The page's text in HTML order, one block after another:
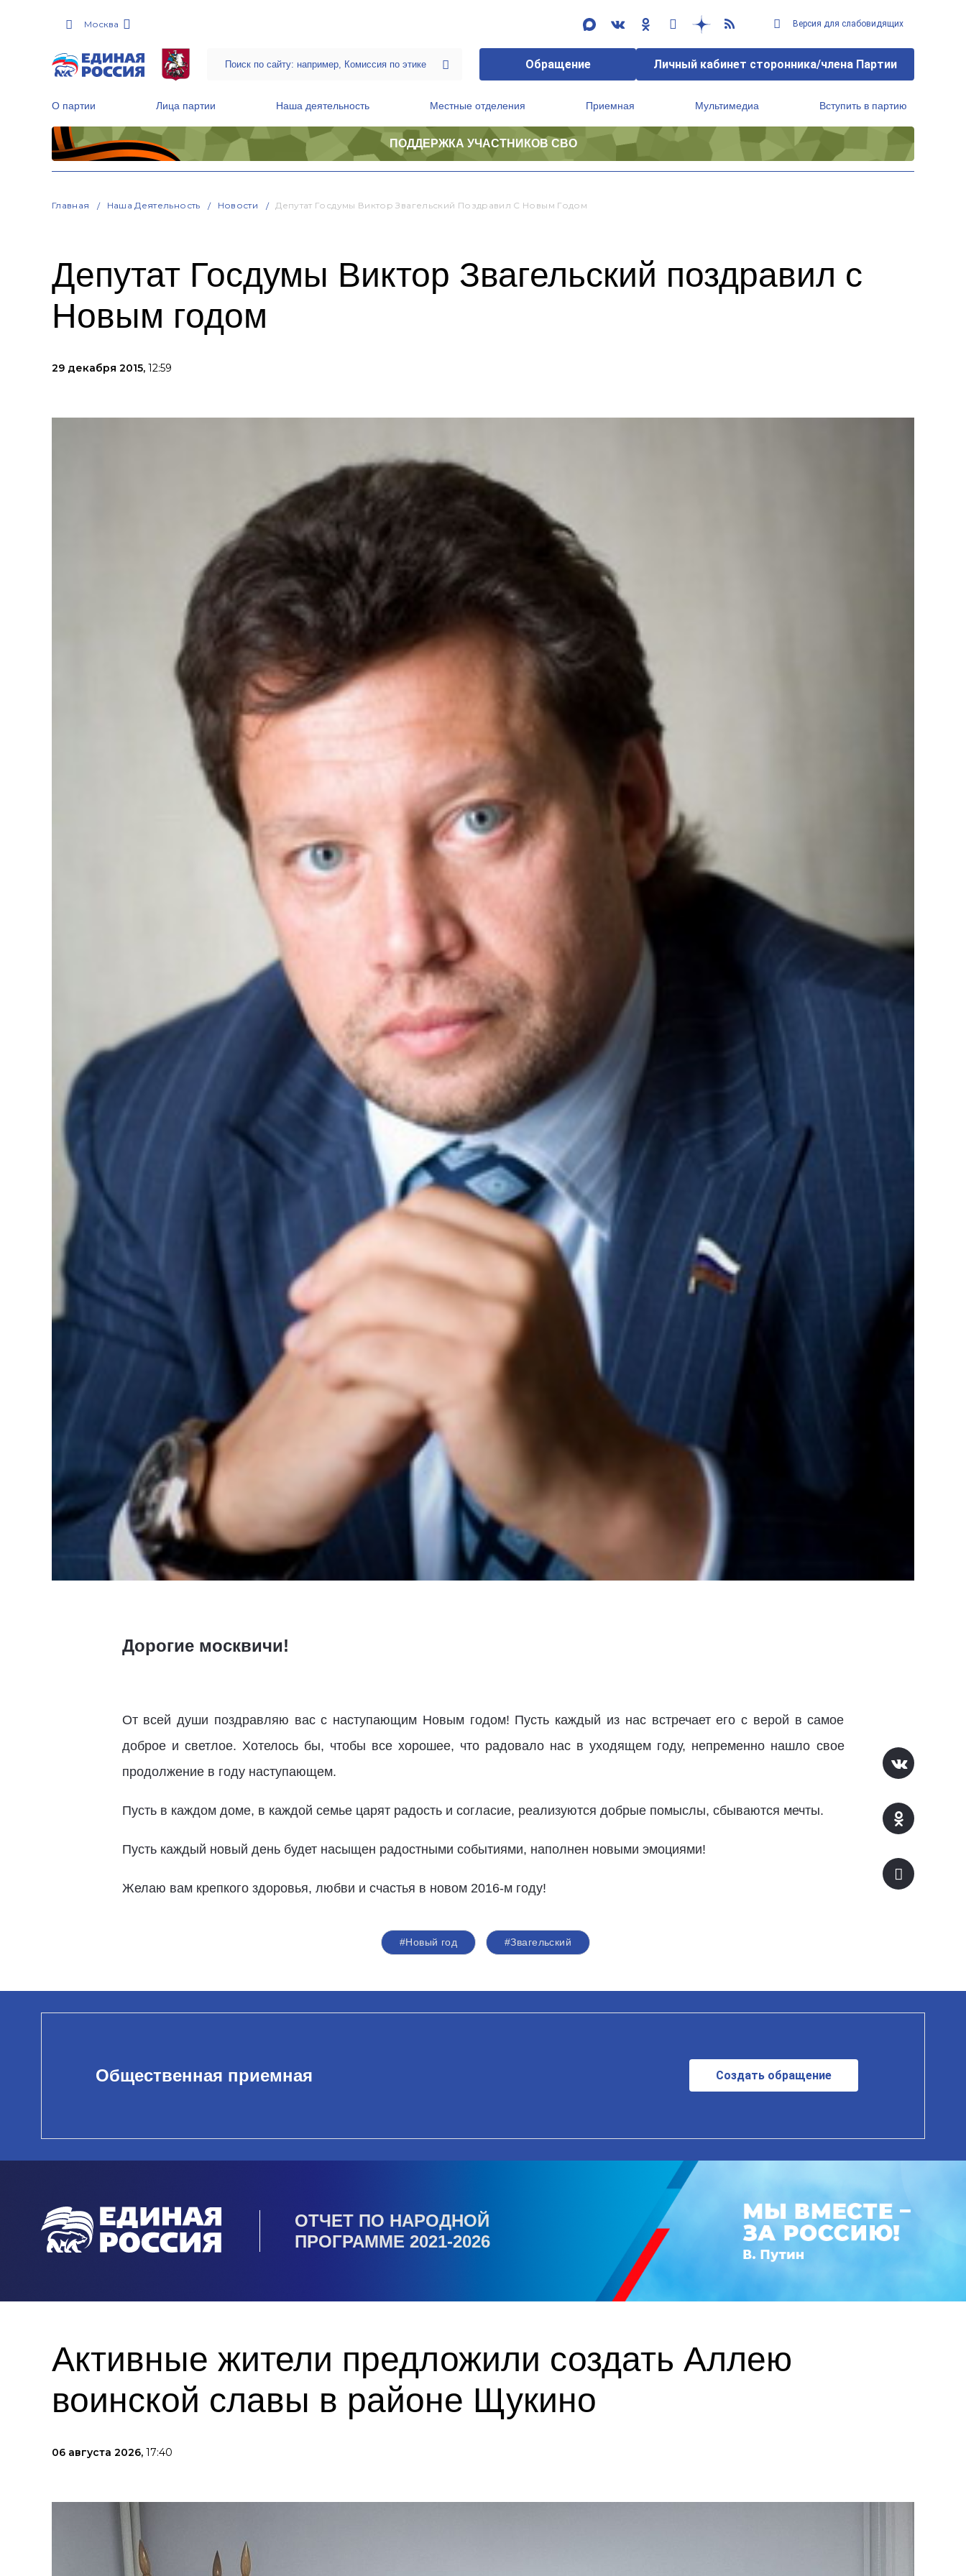
Москва Версия для слабовидящих
Обращение Личный кабинет сторонника/члена Партии
О партии Лица партии Наша деятельность Местные отделения Приемная Мультимедиа Вступить в партию
ПОДДЕРЖКА УЧАСТНИКОВ СВО
Главная Наша Деятельность Новости Депутат Госдумы Виктор Звагельский Поздравил С Новым Годом
Депутат Госдумы Виктор Звагельский поздравил с
Новым годом
29 декабря 2015, 12:59
Дорогие москвичи!
От всей души поздравляю вас с наступающим Новым годом! Пусть каждый из нас встречает его с верой в самое
доброе и светлое. Хотелось бы, чтобы все хорошее, что радовало нас в уходящем году, непременно нашло свое
продолжение в году наступающем.
Пусть в каждом доме, в каждой семье царят радость и согласие, реализуются добрые помыслы, сбываются мечты.
Пусть каждый новый день будет насыщен радостными событиями, наполнен новыми эмоциями!
Желаю вам крепкого здоровья, любви и счастья в новом 2016-м году!
#Новый год #Звагельский
Общественная приемная Создать обращение
ОТЧЕТ ПО НАРОДНОЙ
ПРОГРАММЕ 2021-2026
Активные жители предложили создать Аллею
воинской славы в районе Щукино
06 августа 2026, 17:40